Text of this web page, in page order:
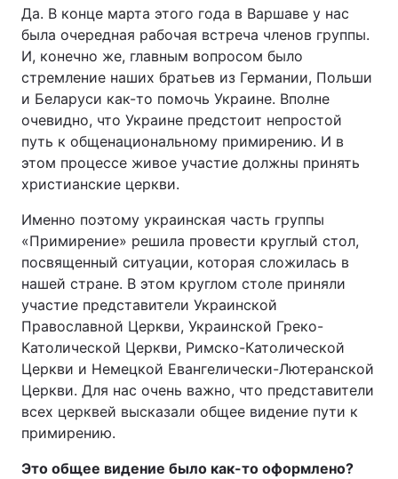
Да. В конце марта этого года в Варшаве у нас
была очередная рабочая встреча членов группы.
И, конечно же, главным вопросом было
стремление наших братьев из Германии, Польши
и Беларуси как-то помочь Украине. Вполне
очевидно, что Украине предстоит непростой
путь к общенациональному примирению. И в
этом процессе живое участие должны принять
христианские церкви.
Именно поэтому украинская часть группы
«Примирение» решила провести круглый стол,
посвященный ситуации, которая сложилась в
нашей стране. В этом круглом столе приняли
участие представители Украинской
Православной Церкви, Украинской Греко-
Католической Церкви, Римско-Католической
Церкви и Немецкой Евангелически-Лютеранской
Церкви. Для нас очень важно, что представители
всех церквей высказали общее видение пути к
примирению.
Это общее видение было как-то оформлено?